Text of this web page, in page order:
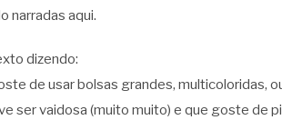
narradas aqui.
dizendo:
de usar bolsas grandes, multicoloridas,
ser vaidosa (muito muito) e que goste de